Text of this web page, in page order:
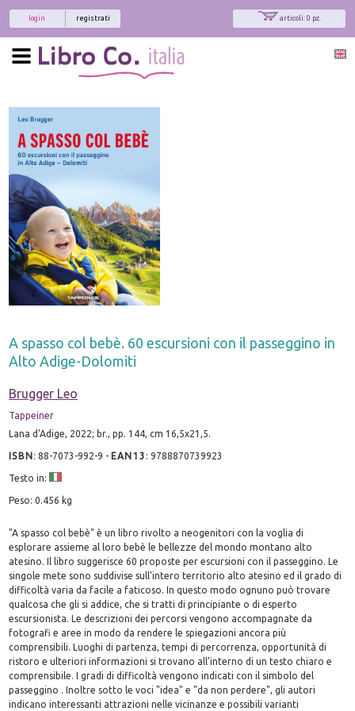
articoli: 0 pz.
registrati
login
A spasso col bebè. 60 escursioni con il passeggino in
Alto Adige-Dolomiti
Brugger Leo
Tappeiner
Lana d'Adige, 2022; br., pp. 144, cm 16,5x21,5.
ISBN:88-7073-992-9 - EAN13 :9788870739923
Testo in:
Peso: 0.456 kg
"A spasso col bebè" è un libro rivolto a neogenitori con la voglia di
esplorare assieme al loro bebè le bellezze del mondo montano alto
atesino. Il libro suggerisce 60 proposte per escursioni con il passeggino. Le
singole mete sono suddivise sull'intero territorio alto atesino ed il grado di
difficoltà varia da facile a faticoso. In questo modo ognuno può trovare
qualcosa che gli si addice, che si tratti di principiante o di esperto
escursionista. Le descrizioni dei percorsi vengono accompagnate da
fotografi e aree in modo da rendere le spiegazioni ancora più
comprensibili. Luoghi di partenza, tempi di percorrenza, opportunità di
ristoro e ulteriori informazioni si trovano all'interno di un testo chiaro e
comprensibile. I gradi di difficoltà vengono indicati con il simbolo del
passeggino . Inoltre sotto le voci "idea" e "da non perdere", gli autori
indicano interessanti attrazioni nelle vicinanze e possibili varianti